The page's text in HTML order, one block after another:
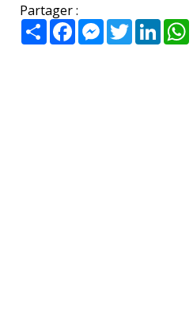
Partager :
PartagerFacebookMessenger
Twitter